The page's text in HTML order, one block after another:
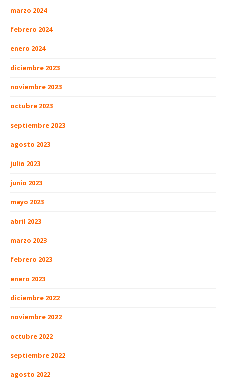
marzo 2024
febrero 2024
enero 2024
diciembre 2023
noviembre 2023
octubre 2023
septiembre 2023
agosto 2023
julio 2023
junio 2023
mayo 2023
abril 2023
marzo 2023
febrero 2023
enero 2023
diciembre 2022
noviembre 2022
octubre 2022
septiembre 2022
agosto 2022